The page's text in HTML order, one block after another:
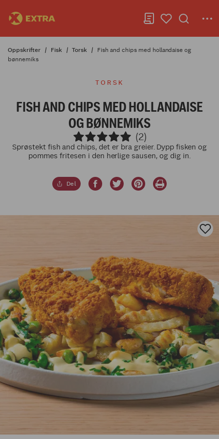
Oppskrifter Fisk Torsk
Fish and chips med hollandaise og
bønnemiks
TORSK
FISH AND CHIPS MED HOLLANDAISE
OG BØNNEMIKS
(2)
Sprøstekt fish and chips, det er bra greier. Dypp fisken og
pommes fritesen i den herlige sausen, og dig in.
Del